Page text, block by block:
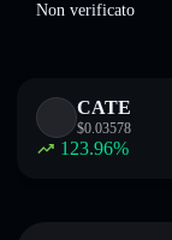
Non verificato
CATE
$0.03578
123.96%